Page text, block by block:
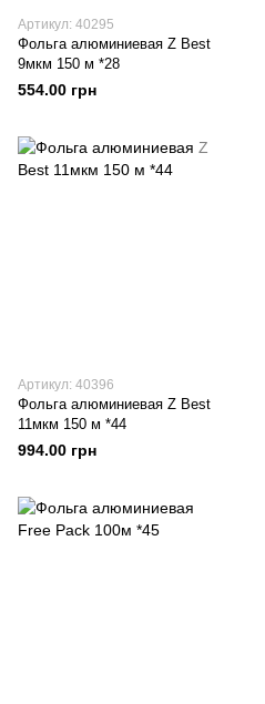
Артикул: 40295
Фольга алюминиевая Z Best
9мкм 150 м *28
554.00 грн
Артикул: 40396
Фольга алюминиевая Z Best
11мкм 150 м *44
994.00 грн